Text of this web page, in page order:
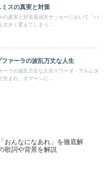
スの真実と対策
の真実と対策冒頭文サッカーにおいて「パ
大きく変えてしまう...
ファーラの波乱万丈な人生
ーラの波乱万丈な人生スワーダ・アルムダ
生まれ、オマーンに...
おんなになあれ」を徹底解
歌詞や背景を解説